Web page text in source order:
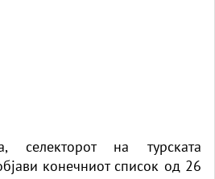
селекторот на турската
конечниот список од 26